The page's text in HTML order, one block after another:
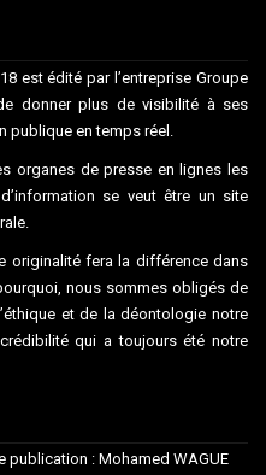
est édité par l’entreprise Groupe
donner plus de visibilité à ses
publique en temps réel.
organes de presse en lignes les
se veut être un site
originalité fera la différence dans
nous sommes obligés de
et de la déontologie notre
qui a toujours été notre
publication : Mohamed WAGUE